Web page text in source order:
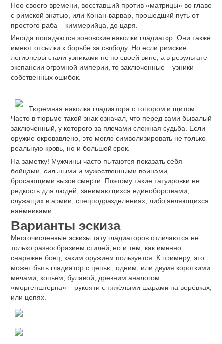
Нео своего времени, восставший против «матрицы» во главе
с римской знатью, или Конан-варвар, прошедший путь от
простого раба – киммерийца, до царя.
Иногда попадаются зоновские наколки гладиатор. Они также
имеют отсылки к борьбе за свободу. Но если римские
легионеры стали узниками не по своей вине, а в результате
экспансии огромной империи, то заключенные – узники
собственных ошибок.
Тюремная наколка гладиатора с топором и щитом
Часто в тюрьме такой знак означал, что перед вами бывалый
заключенный, у которого за плечами сложная судьба. Если
оружие окровавлено, это могло символизировать не только
реальную кровь, но и большой срок.
На заметку! Мужчины часто пытаются показать себя
бойцами, сильными и мужественными воинами,
бросающими вызов смерти. Поэтому такие татуировки не
редкость для людей, занимающихся единоборствами,
служащих в армии, спецподразделениях, либо являющихся
наёмниками.
Варианты эскиза
Многочисленные эскизы тату гладиаторов отличаются не
только разнообразием стилей, но и тем, как именно
снаряжен боец, каким оружием пользуется. К примеру, это
может быть гладиатор с цепью, одним, или двумя короткими
мечами, копьём, булавой, древним аналогом
«моргенштерна» – рукояти с тяжёлыми шарами на верёвках,
или цепях.